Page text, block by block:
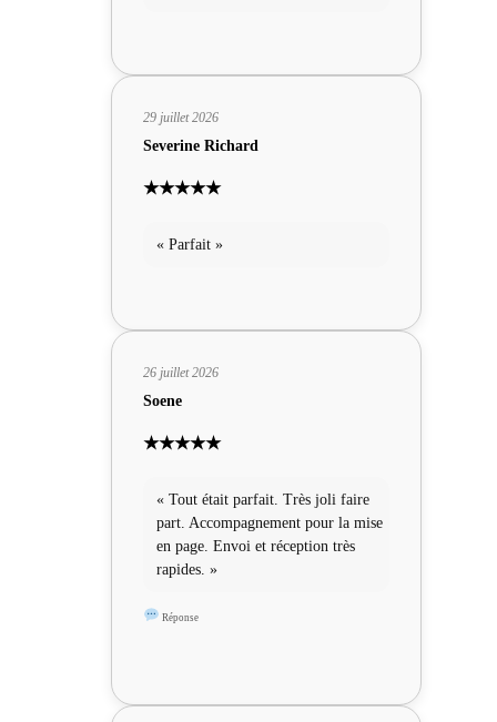
29 juillet 2026
Severine Richard
★★★★★
« Parfait »
26 juillet 2026
Soene
★★★★★
« Tout était parfait. Très joli faire
part. Accompagnement pour la mise
en page. Envoi et réception très
rapides. »
Réponse